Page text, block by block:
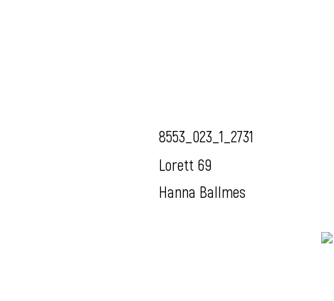
8553_023_1_2731
Lorett 69
Hanna Ballmes